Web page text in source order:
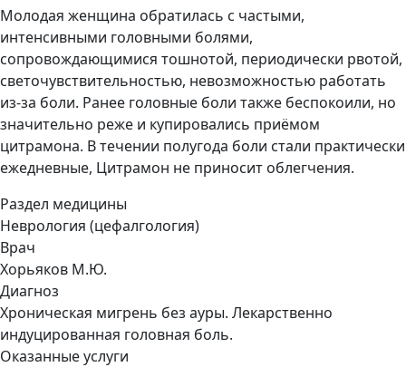
Молодая женщина обратилась с частыми,
интенсивными головными болями,
сопровождающимися тошнотой, периодически рвотой,
светочувствительностью, невозможностью работать
из-за боли. Ранее головные боли также беспокоили, но
значительно реже и купировались приёмом
цитрамона. В течении полугода боли стали практически
ежедневные, Цитрамон не приносит облегчения.
Раздел медицины
Неврология (цефалгология)
Врач
Хорьяков М.Ю.
Диагноз
Хроническая мигрень без ауры. Лекарственно
индуцированная головная боль.
Оказанные услуги